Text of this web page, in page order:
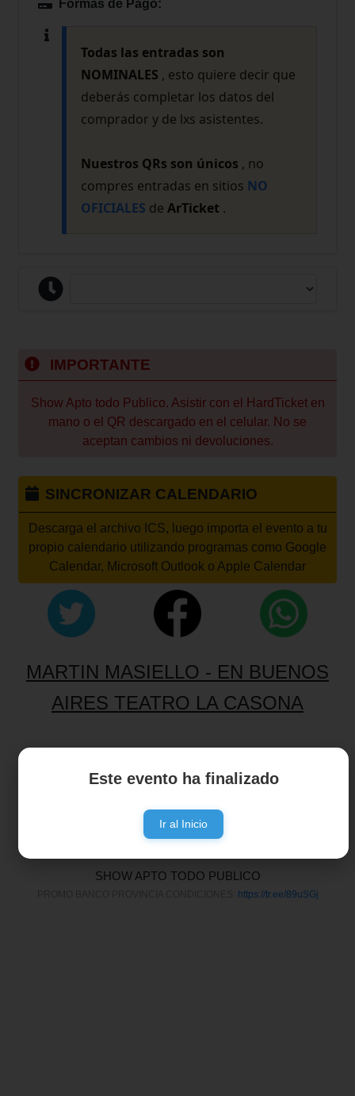
Este evento ha finalizado
Ir al Inicio
Formas de Pago:
Todas las entradas son
NOMINALES , esto quiere decir que
deberás completar los datos del
comprador y de lxs asistentes.
Nuestros QRs son únicos , no
compres entradas en sitios NO
OFICIALES de ArTicket .
IMPORTANTE
Show Apto todo Publico. Asistir con el HardTicket en
mano o el QR descargado en el celular. No se
aceptan cambios ni devoluciones.
SINCRONIZAR CALENDARIO
Descarga el archivo ICS, luego importa el evento a tu
propio calendario utilizando programas como Google
Calendar, Microsoft Outlook o Apple Calendar
MARTIN MASIELLO - EN BUENOS
AIRES TEATRO LA CASONA
www.articket.com.ar
SHOW APTO TODO PUBLICO
https://tr.ee/89uSGj